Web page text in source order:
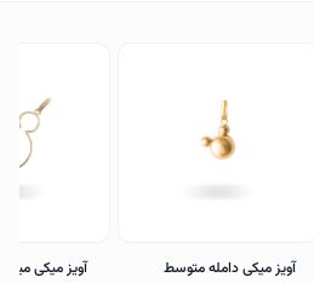
آویز میکی دامله متوسط
آویز میکی